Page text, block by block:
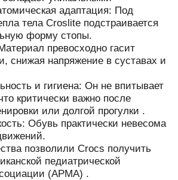
адаптация: Под
тела Croslite подстраивается
форму стопы.
превосходно гасит
снижая напряжение в суставах и
и гигиена: Он не впитывает
критически важно после
или долгой прогулки .
Обувь практически невесома
позволили Crocs получить
педиатрической
(APMA) .